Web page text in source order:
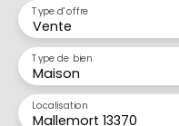
Vente
Type d'offre
Maison
Type de bien
Mallemort 13370
Localisation